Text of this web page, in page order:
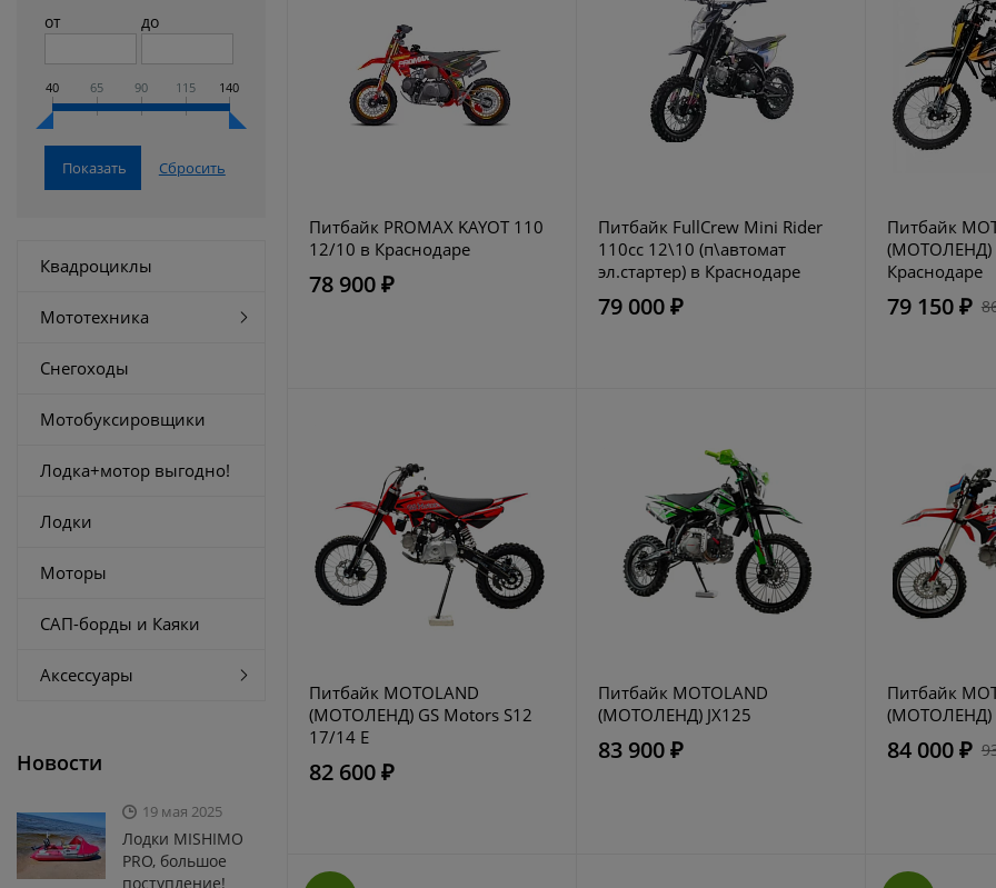
от до
40 65 90 115 140
Квадроциклы
Мототехника
Снегоходы
Мотобуксировщики
Лодка+мотор выгодно!
Лодки
Моторы
САП-борды и Каяки
Аксессуары
Новости
19 мая 2025
Лодки MISHIMO
PRO, большое
поступление!
Питбайк PROMAX KAYOT 110
12/10 в Краснодаре
78 900 ₽
Питбайк FullCrew Mini Rider
110сс 12\10 (п\автомат
эл.стартер) в Краснодаре
79 000 ₽
Питбайк
(МОТОЛЕНД)
Краснодаре
79 150 ₽
Питбайк MOTOLAND
(МОТОЛЕНД) GS Motors S12
17/14 E
82 600 ₽
Питбайк MOTOLAND
(МОТОЛЕНД) JX125
83 900 ₽
Питбайк
(МОТОЛЕНД)
84 000 ₽